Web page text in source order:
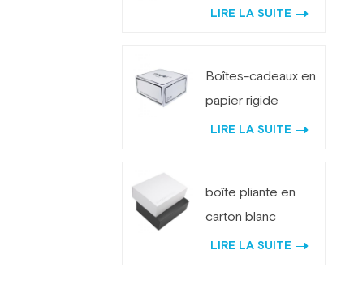
LOGO blanches
magnétiques
LIRE LA SUITE
Boîtes-cadeaux en
papier rigide
pliable blanc avec
LIRE LA SUITE
boîte pliante en
carton blanc
personnalisée
LIRE LA SUITE